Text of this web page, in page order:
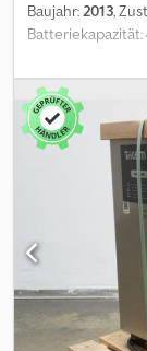
Baujahr:2013,
Batteriekapazität:
Volt 3 PZM 465
Batteriemaße:
Effizienz: 20 %,
im Stahltrog DIN
MRC 160A.